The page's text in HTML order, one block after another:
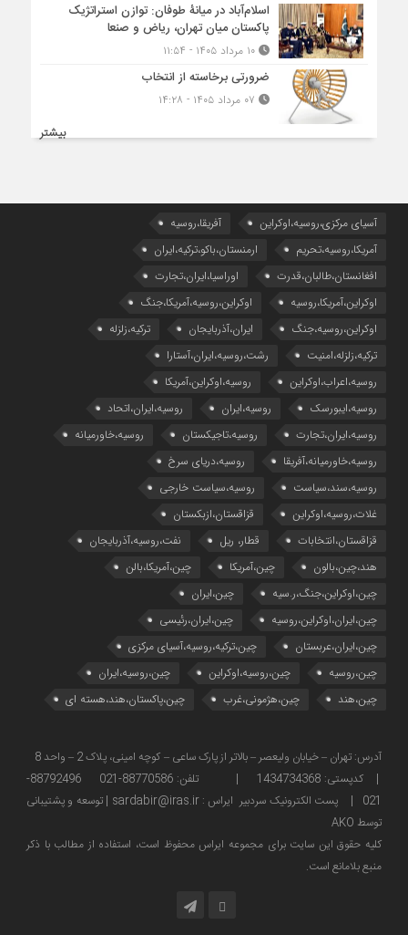
اسلام‌آباد در میانۀ طوفان: توازن استراتژیک
پاکستان میان تهران، ریاض و صنعا
۱۰ مرداد ۱۴۰۵ - ۱۱:۵۴
ضرورتی برخاسته از انتخاب
بیشتر
آسیای مرکزی،روسیه،اوکراین
آفریقا،روسیه
آمریکا،روسیه،تحریم
ارمنستان،باکو،ترکیه،ایران
افغانستان،طالبان،قدرت
اوراسیا،ایران،تجارت
اوکراین،آمریکا،روسیه
اوکراین،روسیه،آمریکا،جنگ
اوکراین،روسیه،جنگ
ایران،آذربایجان
ترکیه،زلزله
ترکیه،زلزله،امنیت
رشت،روسیه،ایران،آستارا
روسیه،اعراب،اوکراین
روسیه،اوکراین،آمریکا
روسیه،ایبورسک
روسیه،ایران
روسیه،ایران،اتحاد
روسیه،ایران،تجارت
روسیه،تاجیکستان
روسیه،خاورمیانه
روسیه،خاورمیانه،آفریقا
روسیه،دریای سرخ
روسیه،سند،سیاست
روسیه،سیاست خارجی
غلات،روسیه،اوکراین
قزاقستان،ازبکستان
قزاقستان،انتخابات
قطار، ریل
نفت،روسیه،آذربایجان
هند،چین،بالون
چین،آمریکا
چین،آمریکا،بالن
چین،اوکراین،جنگ،ر.سیه
چین،ایران
چین،ایران،اوکراین،روسیه
چین،ایران،رئیسی
چین،ایران،عربستان
چین،ترکیه،روسیه،آسیای مرکزی
چین،روسیه
چین،روسیه،اوکراین
چین،روسیه،ایران
چین،هند
چین،هژمونی،غرب چین،پاکستان،هند،هسته ای
| کدپستی: 1434734368 | تلفن: 88770586-021 88792496-
021 | پست الکترونیک سردبیر ایراس : sardabir@iras.ir |
توسعه و پشتیبانی
توسط AKO
كليه حقوق این سایت برای مجموعه ایراس محفوظ است، استفاده از مطالب با ذكر
منبع بلامانع است.